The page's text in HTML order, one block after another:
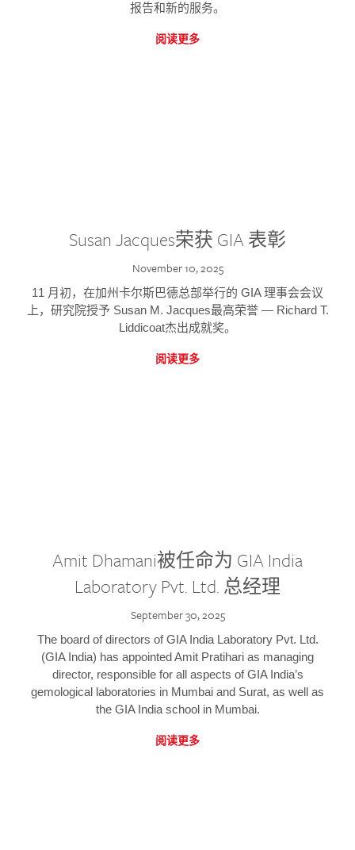
报告和新的服务。
阅读更多
Susan Jacques荣获 GIA 表彰
November 10, 2025
11 月初，在加州卡尔斯巴德总部举行的 GIA 理事会会议
上，研究院授予 Susan M. Jacques最高荣誉 — Richard T.
Liddicoat杰出成就奖。
阅读更多
Amit Dhamani被任命为 GIA India
Laboratory Pvt. Ltd. 总经理
September 30, 2025
The board of directors of GIA India Laboratory Pvt. Ltd.
(GIA India) has appointed Amit Pratihari as managing
director, responsible for all aspects of GIA India’s
gemological laboratories in Mumbai and Surat, as well as
the GIA India school in Mumbai.
阅读更多